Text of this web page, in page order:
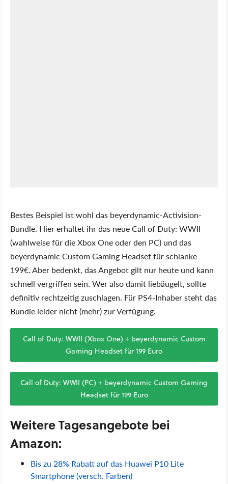
Bestes Beispiel ist wohl das beyerdynamic-Activision-
Bundle. Hier erhaltet ihr das neue Call of Duty: WWII
(wahlweise für die Xbox One oder den PC) und das
beyerdynamic Custom Gaming Headset für schlanke
199€. Aber bedenkt, das Angebot gilt nur heute und kann
schnell vergriffen sein. Wer also damit liebäugelt, sollte
definitiv rechtzeitig zuschlagen. Für PS4-Inhaber steht das
Bundle leider nicht (mehr) zur Verfügung.
Call of Duty: WWII (Xbox One) + beyerdynamic Custom
Gaming Headset für 199 Euro
Call of Duty: WWII (PC) + beyerdynamic Custom Gaming
Headset für 199 Euro
Weitere Tagesangebote bei
Amazon:
Bis zu 28% Rabatt auf das Huawei P10 Lite
Smartphone (versch. Farben)